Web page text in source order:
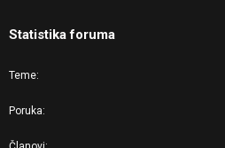
Statistika foruma
Teme
Poruka